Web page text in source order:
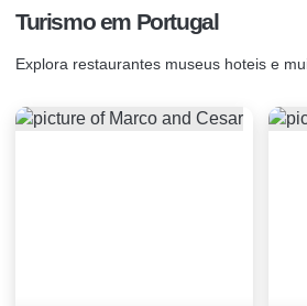
Turismo em Portugal
Explora restaurantes museus hoteis e